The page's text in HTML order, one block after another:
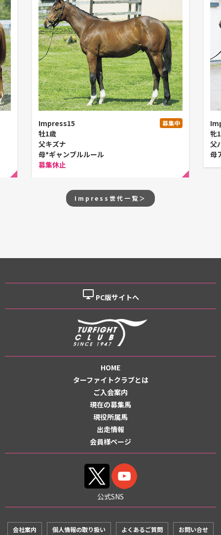
募集中
Impress15
牡1歳
父キズナ
母*ギャンブルルール
募集休止
牝
父
母
Impress世代一覧＞
desktop_windows PC版サイトへ
HOME
ターファイトクラブとは
ご入会案内
現在の募集馬
現役所属馬
出走情報
会員様ページ
公式SNS
会社案内 個人情報の取り扱い よくあるご質問 お問い合せ